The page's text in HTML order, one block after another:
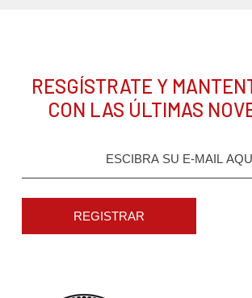
RESGÍSTRATE Y
CON LAS ÚLTIMAS
REGISTRAR